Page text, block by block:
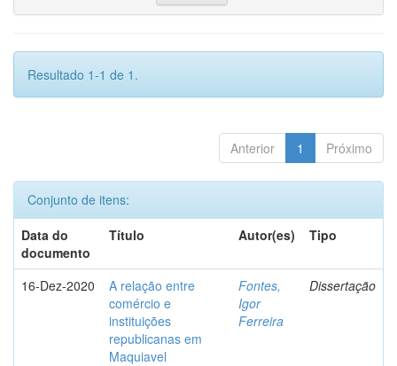
Resultado 1-1 de 1.
Anterior 1 Próximo
Conjunto de itens:
Data do
documento
Título Autor(es) Tipo
16-Dez-2020
A relação entre
comércio e
instituições
republicanas em
Maquiavel
Fontes,
Igor
Ferreira
Dissertação